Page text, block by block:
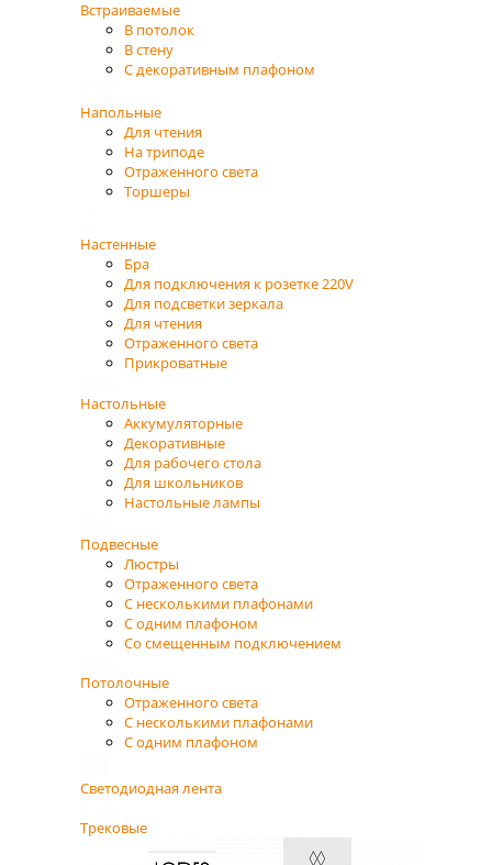
Встраиваемые
В потолок
В стену
С декоративным плафоном
Напольные
Для чтения
На триподе
Отраженного света
Торшеры
Настенные
Бра
Для подключения к розетке 220V
Для подсветки зеркала
Для чтения
Отраженного света
Прикроватные
Настольные
Аккумуляторные
Декоративные
Для рабочего стола
Для школьников
Настольные лампы
Подвесные
Люстры
Отраженного света
С несколькими плафонами
С одним плафоном
Со смещенным подключением
Потолочные
Отраженного света
С несколькими плафонами
С одним плафоном
Светодиодная лента
Трековые